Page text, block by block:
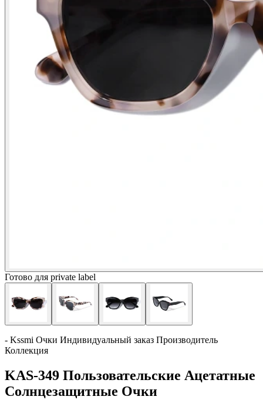
Готово для private label
- Kssmi Очки Индивидуальный заказ Производитель
Коллекция
KAS-349 Пользовательские Ацетатные
Солнцезащитные Очки